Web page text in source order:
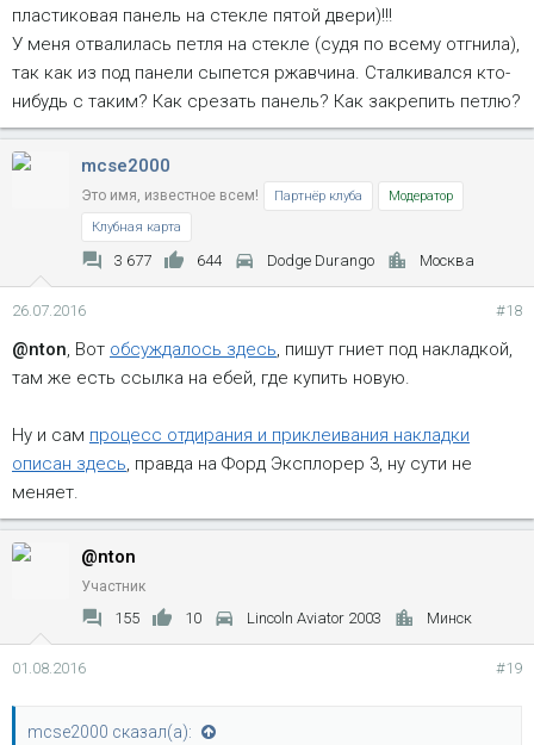
пластиковая панель на стекле пятой двери)!!!
У меня отвалилась петля на стекле (судя по всему отгнила),
так как из под панели сыпется ржавчина. Сталкивался кто-
нибудь с таким? Как срезать панель? Как закрепить петлю?
mcse2000
Это имя, известное всем! Партнёр клуба
Модератор
Клубная карта
3 677 644 Dodge Durango Москва
26.07.2016 #18
@nton, Вот обсуждалось здесь, пишут гниет под накладкой,
там же есть ссылка на ебей, где купить новую.
Ну и сам процесс отдирания и приклеивания накладки
описан здесь, правда на Форд Эксплорер 3, ну сути не
меняет.
@nton
Участник
155 10 Lincoln Aviator 2003 Минск
01.08.2016 #19
mcse2000 сказал(а):